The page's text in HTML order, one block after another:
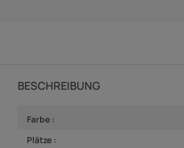
BESCHREIBUNG
Farbe :
Plätze :